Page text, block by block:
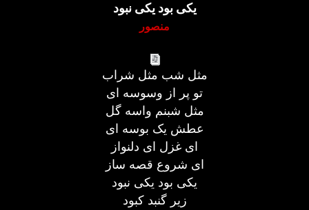
یکی بود یکی نبود
منصور
مثل شب مثل شراب
تو پر از وسوسه ای
مثل شبنم واسه گل
عطش یک بوسه ای
ای غزل ای دلنواز
ای شروع قصه ساز
یکی بود یکی نبود
زیر گنبد کبود